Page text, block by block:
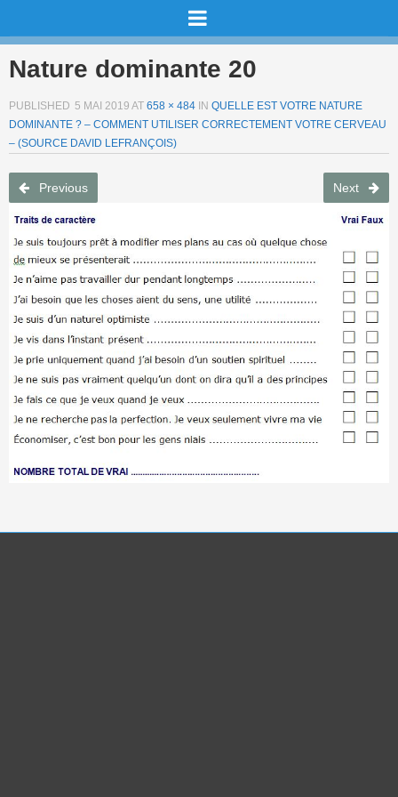
Nature dominante 20
PUBLISHED 5 MAI 2019 AT 658 × 484 IN QUELLE EST VOTRE NATURE
DOMINANTE ? – COMMENT UTILISER CORRECTEMENT VOTRE CERVEAU
– (SOURCE DAVID LEFRANÇOIS)
Previous Next